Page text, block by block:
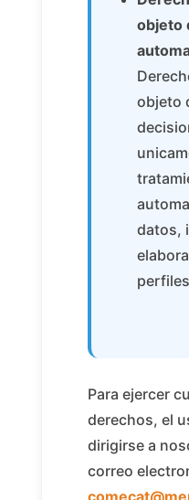
objeto
objeto
datos,
Para ejercer
derechos, el
dirigirse a
correo